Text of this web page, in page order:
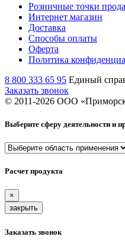
Розничные точки
Интернет магазин
Доставка
Способы оплаты
Оферта
Политика
8 800 333 65 95 Единый
Заказать звонок
© 2011-2026 ООО
Выберите сферу деятельности и
Расчет продукта
×
закрыть
Заказать звонок